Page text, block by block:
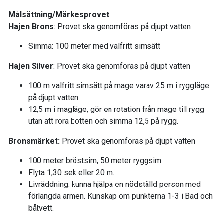
Målsättning/Märkesprovet
Hajen Brons: Provet ska genomföras på djupt vatten
Simma: 100 meter med valfritt simsätt
Hajen Silver: Provet ska genomföras på djupt vatten
100 m valfritt simsätt på mage varav 25 m i ryggläge
på djupt vatten
12,5 m i magläge, gör en rotation från mage till rygg
utan att röra botten och simma 12,5 på rygg.
Bronsmärket: Provet ska genomföras på djupt vatten
100 meter bröstsim, 50 meter ryggsim
Flyta 1,30 sek eller 20 m.
Livräddning: kunna hjälpa en nödställd person med
förlängda armen. Kunskap om punkterna 1-3 i Bad och
båtvett.